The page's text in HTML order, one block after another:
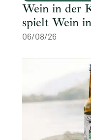
Wein in der
spielt Wein
06/08/26